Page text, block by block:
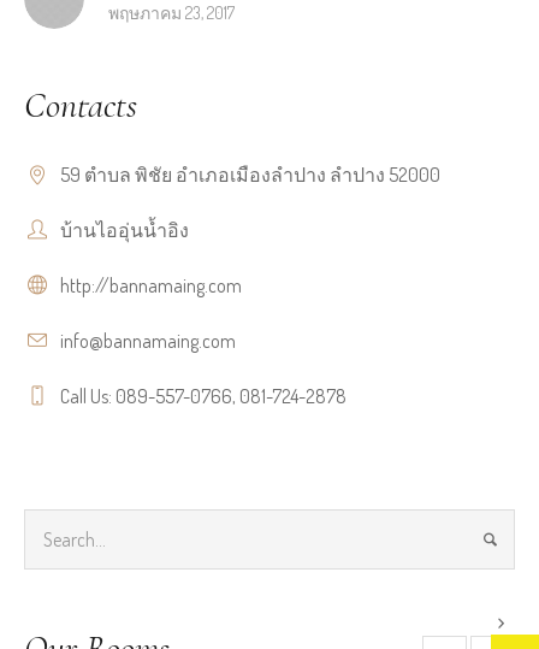
พฤษภาคม 23, 2017
Contacts
59 ตำบล พิชัย อำเภอเมืองลำปาง ลำปาง 52000
บ้านไออุ่นน้ำอิง
http://bannamaing.com
info@bannamaing.com
Call Us: 089-557-0766, 081-724-2878